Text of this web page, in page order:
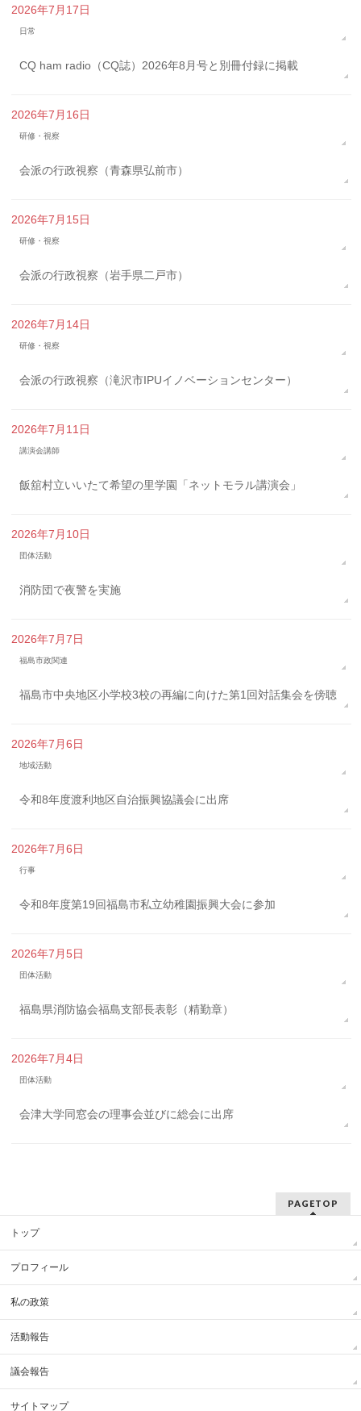
2026年7月17日
日常
CQ ham radio（CQ誌）2026年8月号と別冊付録に掲載
2026年7月16日
研修・視察
会派の行政視察（青森県弘前市）
2026年7月15日
研修・視察
会派の行政視察（岩手県二戸市）
2026年7月14日
研修・視察
会派の行政視察（滝沢市IPUイノベーションセンター）
2026年7月11日
講演会講師
飯舘村立いいたて希望の里学園「ネットモラル講演会」
2026年7月10日
団体活動
消防団で夜警を実施
2026年7月7日
福島市政関連
福島市中央地区小学校3校の再編に向けた第1回対話集会を傍聴
2026年7月6日
地域活動
令和8年度渡利地区自治振興協議会に出席
2026年7月6日
行事
令和8年度第19回福島市私立幼稚園振興大会に参加
2026年7月5日
団体活動
福島県消防協会福島支部長表彰（精勤章）
2026年7月4日
団体活動
会津大学同窓会の理事会並びに総会に出席
PAGETOP
トップ
プロフィール
私の政策
活動報告
議会報告
サイトマップ